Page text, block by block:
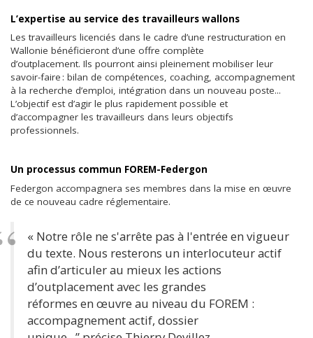
L’expertise au service des travailleurs wallons
Les travailleurs licenciés dans le cadre d’une restructuration en
Wallonie bénéficieront d’une offre complète
d’outplacement. Ils pourront ainsi pleinement mobiliser leur
savoir-faire : bilan de compétences, coaching, accompagnement
à la recherche d’emploi, intégration dans un nouveau poste...
L’objectif est d’agir le plus rapidement possible et
d’accompagner les travailleurs dans leurs objectifs
professionnels.
Un processus commun FOREM-Federgon
Federgon accompagnera ses membres dans la mise en œuvre
de ce nouveau cadre réglementaire.
« Notre rôle ne s'arrête pas à l'entrée en vigueur
du texte. Nous resterons un interlocuteur actif
afin d’articuler au mieux les actions
d’outplacement avec les grandes
réformes en œuvre au niveau du FOREM :
accompagnement actif, dossier